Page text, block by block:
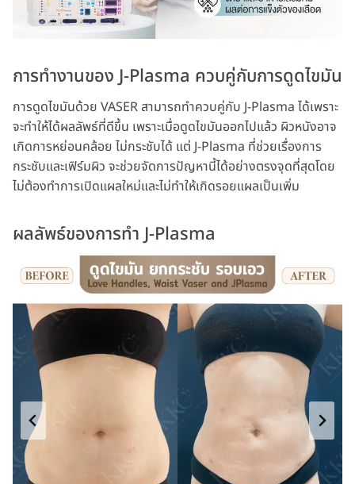
การทำงานของ J-Plasma ควบคู่กับการดูดไขมัน
การดูดไขมันด้วย VASER สามารถทำควบคู่กับ J-Plasma ได้เพราะ
จะทำให้ได้ผลลัพธ์ที่ดีขึ้น เพราะเมื่อดูดไขมันออกไปแล้ว ผิวหนังอาจ
เกิดการหย่อนคล้อย ไม่กระชับได้ แต่ J-Plasma ที่ช่วยเรื่องการ
กระชับและเฟิร์มผิว จะช่วยจัดการปัญหานี้ได้อย่างตรงจุดที่สุดโดย
ไม่ต้องทำการเปิดแผลใหม่และไม่ทำให้เกิดรอยแผลเป็นเพิ่ม
ผลลัพธ์ของการทำ J-Plasma